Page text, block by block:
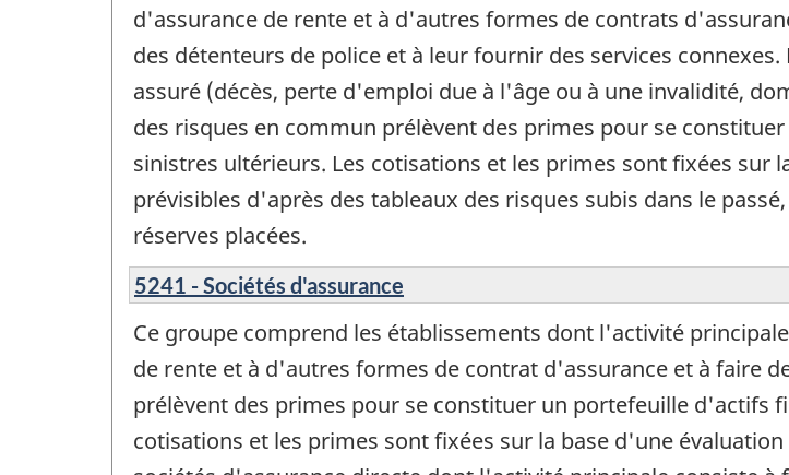
d'assurance de rente et à d'autres formes de contrats
des détenteurs de police et à leur fournir des services
assuré (décès, perte d'emploi due à l'âge ou à une invalidité,
des risques en commun prélèvent des primes pour se
sinistres ultérieurs. Les cotisations et les primes sont fixées sur
prévisibles d'après des tableaux des risques subis dans le
réserves placées.
5241 - Sociétés d'assurance
Ce groupe comprend les établissements dont l'activité
de rente et à d'autres formes de contrat d'assurance et à faire
prélèvent des primes pour se constituer un portefeuille d'actifs
cotisations et les primes sont fixées sur la base d'une